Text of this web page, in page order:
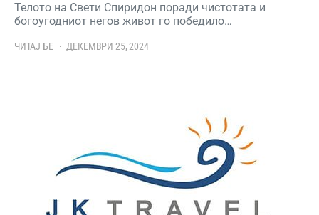
Телото на Свети Спиридон поради чистотата и
богоугодниот негов живот го победило…
ЧИТАЈ БЕ ДЕКЕМВРИ 25, 2024